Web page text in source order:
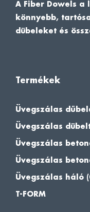
A Fiber Dowels a
könnyebb,
dübeleket és
Termékek
Üvegszálas
Üvegszálas
Üvegszálas
Üvegszálas
Üvegszálas háló
T-FORM